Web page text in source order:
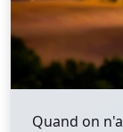
Quand on